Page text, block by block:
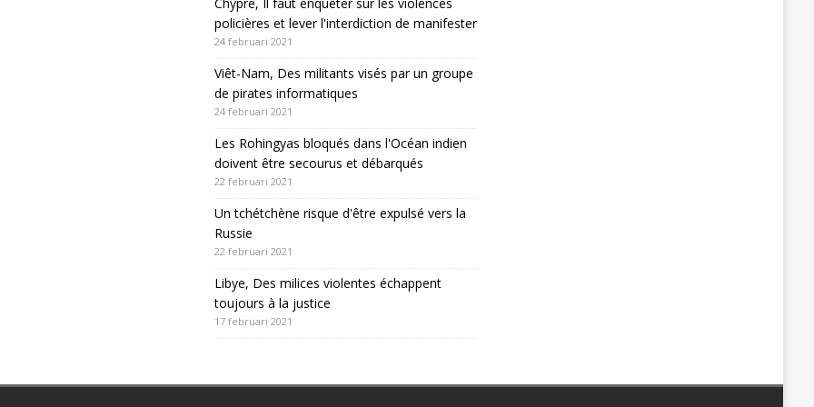
policières et lever l'interdiction de manifester
24 februari 2021
Viêt-Nam, Des militants visés par un groupe
de pirates informatiques
24 februari 2021
Les Rohingyas bloqués dans l'Océan indien
doivent être secourus et débarqués
22 februari 2021
Un tchétchène risque d'être expulsé vers la
Russie
22 februari 2021
Libye, Des milices violentes échappent
toujours à la justice
17 februari 2021